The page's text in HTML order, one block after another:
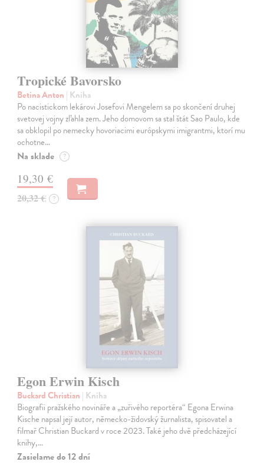
Tropické Bavorsko
Betina Anton | Kniha
Po nacistickom lekárovi Josefovi Mengelem sa po skončení druhej
svetovej vojny zľahla zem. Jeho domovom sa stal štát Sao Paulo, kde
sa obklopil po nemecky hovoriacimi európskymi imigrantmi, ktorí mu
ochotne…
Na sklade ?
19,30 €
20,32 € ?
Egon Erwin Kisch
Buckard Christian | Kniha
Biografii pražského novináře a „zuřivého reportéra“ Egona Erwina
Kische napsal její autor, německo-židovský žurnalista, spisovatel a
filmař Christian Buckard v roce 2023. Také jeho dvě předcházející
knihy,…
Zasielame do 12 dní